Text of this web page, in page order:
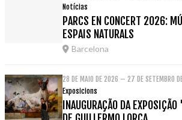
Notícias
PARCS EN CONCERT 2026:
ESPAIS NATURALS
Barcelona
28 DE MAIO DE 2026 – 27 DE SETEMBRO
Exposicions
INAUGURAÇÃO DA